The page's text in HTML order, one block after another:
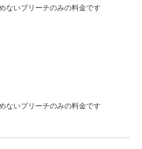
ないブリーチのみの料金です
ないブリーチのみの料金です